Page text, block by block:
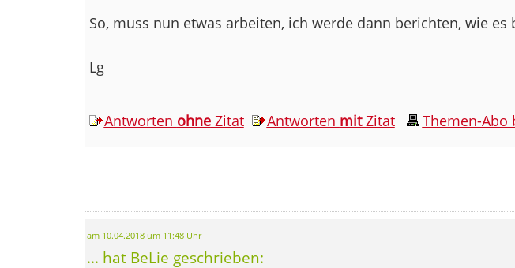
So, muss nun etwas arbeiten, ich werde dann berichten, wie es
Lg
Antworten ohneZitat Antworten mitZitat Themen-Abo
am 10.04.2018 um 11:48 Uhr
... hat BeLie geschrieben: